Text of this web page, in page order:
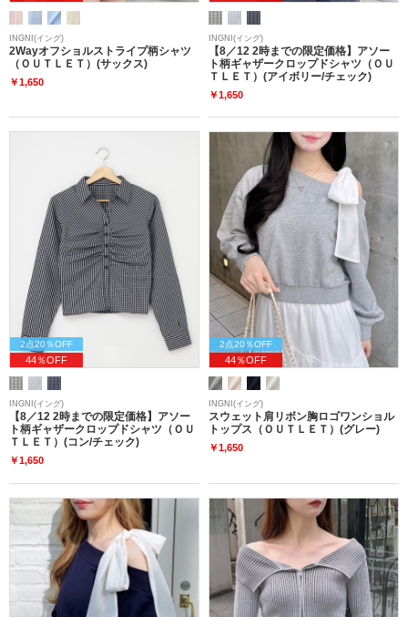
INGNI(イング)
2Wayオフショルストライプ柄シャツ
（ＯＵＴＬＥＴ）(サックス)
￥1,650
INGNI(イング)
【8／12 2時までの限定価格】アソー
ト柄ギャザークロップドシャツ（ＯＵ
ＴＬＥＴ）(アイボリー/チェック)
￥1,650
2点20％OFF
44％OFF
INGNI(イング)
【8／12 2時までの限定価格】アソー
ト柄ギャザークロップドシャツ（ＯＵ
ＴＬＥＴ）(コン/チェック)
￥1,650
2点20％OFF
44％OFF
INGNI(イング)
スウェット肩リボン胸ロゴワンショル
トップス（ＯＵＴＬＥＴ）(グレー)
￥1,650